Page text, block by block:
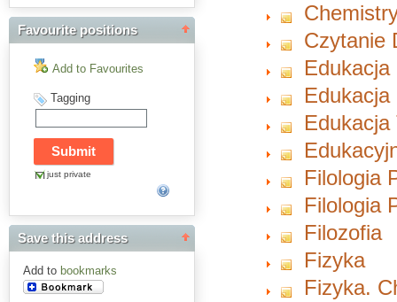
Favourite positions
Add to Favourites
Tagging
just private
Save this address
Add to bookmarks
Czytanie
Filologia
Filologia
Filozofia
Fizyka
Fizyka.